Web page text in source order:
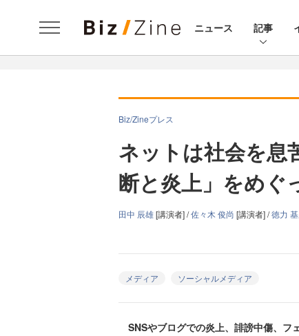
ニュース 記事
Biz/Zineプレス
ネットは社会を
断と炎上」をめぐ
田中 辰雄[講演者] /佐々木 俊尚 [講演者] /徳力
メディア ソーシャルメディア
SNSやブログでの炎上、誹謗中傷、フ